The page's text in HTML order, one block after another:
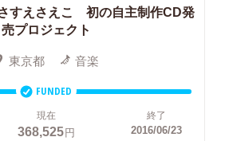
すえさえこ 初の自主制作CD発
売プロジェクト
東京都 音楽
FUNDED
現在
368,525円
終了
2016/06/23